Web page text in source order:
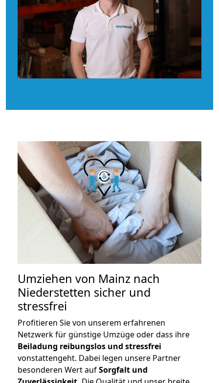
Umziehen von Mainz nach
Niederstetten sicher und
stressfrei
Profitieren Sie von unserem erfahrenen
Netzwerk für günstige Umzüge oder dass ihre
Beiladung reibungslos und stressfrei
vonstattengeht. Dabei legen unsere Partner
besonderen Wert aufSorgfalt und